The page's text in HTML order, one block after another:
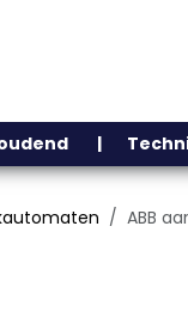
|
ABB